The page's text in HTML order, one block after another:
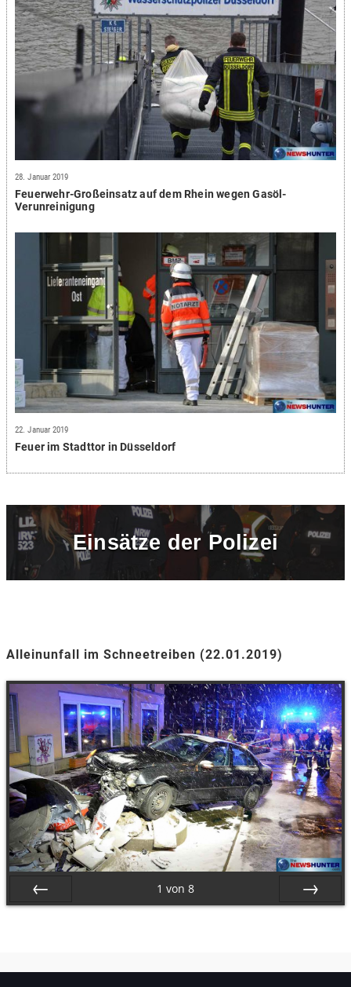
28. Januar 2019
Feuerwehr-Großeinsatz auf dem Rhein wegen Gasöl-
Verunreinigung
22. Januar 2019
Feuer im Stadttor in Düsseldorf
Einsätze der Polizei
Alleinunfall im Schneetreiben (22.01.2019)
1 von 8